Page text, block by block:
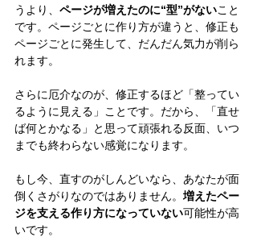
うより、 ページが増えたのに“型”がないこと
です。ページごとに作り方が違うと、修正も
ページごとに発生して、だんだん気力が削ら
れます。
さらに厄介なのが、修正するほど「整ってい
るように見える」ことです。だから、「直せ
ば何とかなる」と思って頑張れる反面、いつ
までも終わらない感覚になります。
もし今、直すのがしんどいなら、あなたが面
倒くさがりなのではありません。 増えたペー
ジを支える作り方になっていない可能性が高
いです。